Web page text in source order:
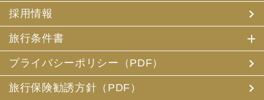
(2) 当社は、旅行先でのお客様のお買い物等の便宜のた
め、当社の保有するお客様の個人データを土産物店に提供
することがあります。この場合、お客様の氏名、パスポー
ト番号及び搭乗される航空便名等に係る個人データを、予
め電磁的方法等で送付することによって提供いたします。
お客様の旅行中の連絡先の方の個人情報をお伺いすること
があります。この個人情報は、お客様に疾病等があった場
採用情報
旅行条件書
プライバシーポリシー（PDF）
旅行保険勧誘方針（PDF）